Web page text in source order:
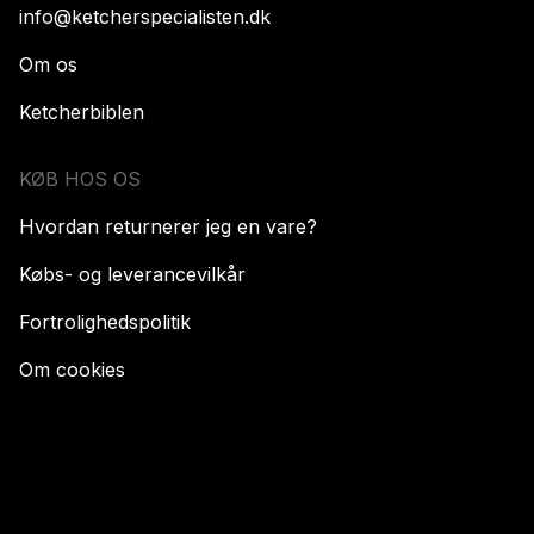
info@ketcherspecialisten.dk
Om os
Ketcherbiblen
KØB HOS OS
Hvordan returnerer jeg en vare?
Købs- og leverancevilkår
Fortrolighedspolitik
Om cookies